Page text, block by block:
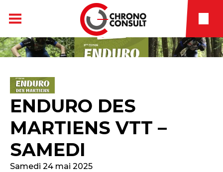
ENDURO DES
MARTIENS VTT –
SAMEDI
Samedi 24 mai 2025